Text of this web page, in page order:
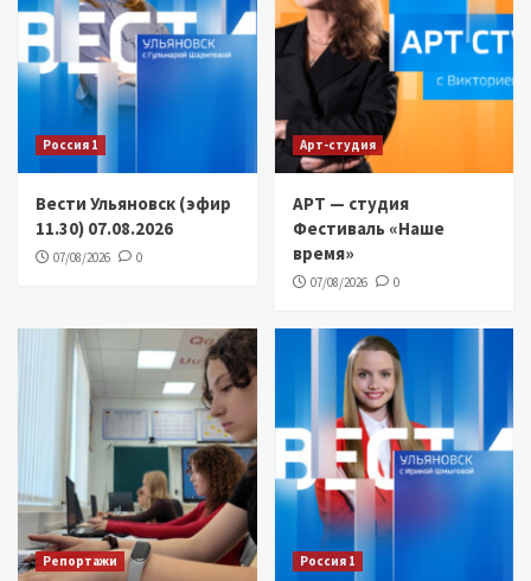
Россия 1
Вести Ульяновск (эфир
11.30) 07.08.2026
07/08/2026 0
Арт-студия
АРТ — студия
Фестиваль «Наше
время»
07/08/2026 0
Репортажи Россия 1